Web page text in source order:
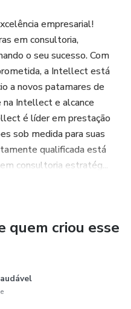
tecnologias como
no mercado
rápidas, seguras e
realidade. Empresas
essas tecnologias
e transparentes.
para grandes
e empreendedores
digital uma plataforma
oportunidades
digital não está isenta de
segurança ci
empresarial!
em consultoria,
o seu sucesso. Com
a Intellect está
a novos patamares de
na Intellect e alcance
é líder em prestação
sob medida para suas
qualificada está
consultoria estratég...
quem criou esse